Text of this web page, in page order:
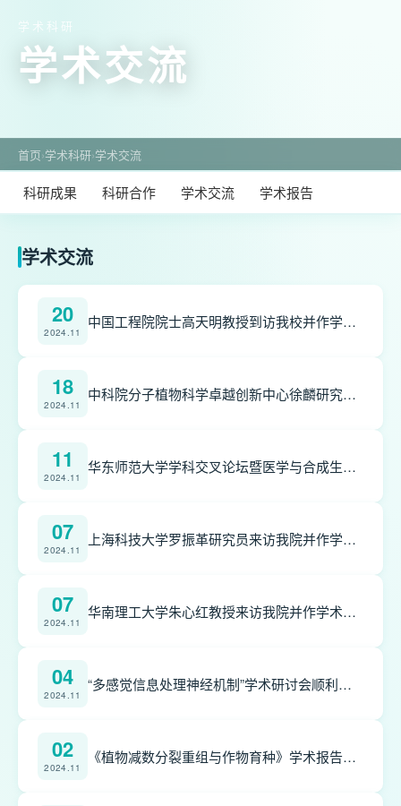
学术科研
学术交流
首页›学术科研›学术交流
科研成果 科研合作 学术交流 学术报告
学术交流
20
2024.11
中国工程院院士高天明教授到访我校并作学术报告
18
2024.11
中科院分子植物科学卓越创新中心徐麟研究员来访生命科学学院并做学术报告
11
2024.11
华东师范大学学科交叉论坛暨医学与合成生物学交叉论坛顺利举行
07
2024.11
上海科技大学罗振革研究员来访我院并作学术报告
07
2024.11
华南理工大学朱心红教授来访我院并作学术报告
04
2024.11
“多感觉信息处理神经机制”学术研讨会顺利举办
02
2024.11
《植物减数分裂重组与作物育种》学术报告顺利举行